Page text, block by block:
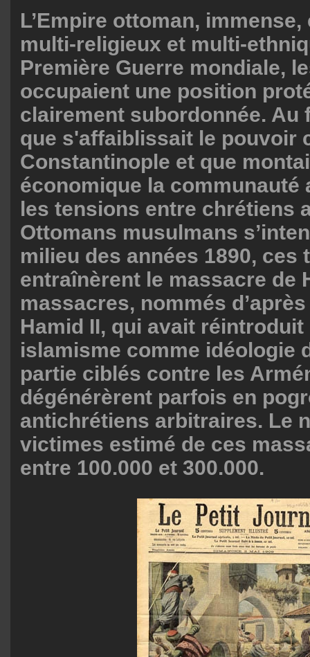
L’Empire ottoman,
multi-religieux et multi-
Première Guerre mondiale,
occupaient une position
clairement subordonnée. Au
que s'affaiblissait le pouvoir
Constantinople et que
économique la communauté
les tensions entre chrétiens
Ottomans musulmans
milieu des années 1890, ces
entraînèrent le massacre de
massacres, nommés
Hamid II, qui avait réintroduit
islamisme comme idéologie
partie ciblés contre les
dégénérèrent parfois en
antichrétiens arbitraires. Le
victimes estimé de ces
entre 100.000 et 300.000.